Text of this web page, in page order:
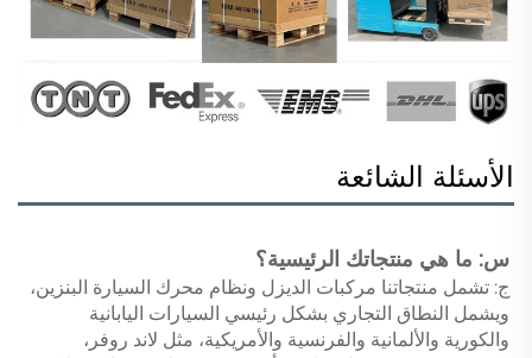
الأسئلة الشائعة
س: ما هي منتجاتك الرئيسية؟